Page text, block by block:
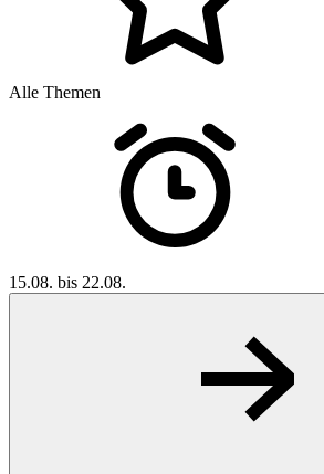
Alle Themen
15.08. bis 22.08.